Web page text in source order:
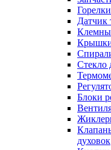
Датчик
Крышки
Стекло
Блоки
духовок